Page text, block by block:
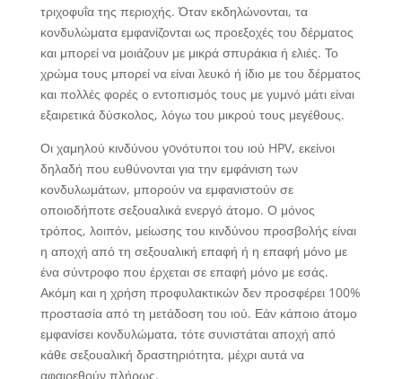
τριχοφυΐα της περιοχής. Όταν εκδηλώνονται, τα
κονδυλώματα εμφανίζονται ως προεξοχές του δέρματος
και μπορεί να μοιάζουν με μικρά σπυράκια ή ελιές. Το
χρώμα τους μπορεί να είναι λευκό ή ίδιο με του δέρματος
και πολλές φορές ο εντοπισμός τους με γυμνό μάτι είναι
εξαιρετικά δύσκολος, λόγω του μικρού τους μεγέθους.
Οι χαμηλού κινδύνου γoνότυποι του ιού HPV, εκείνοι
δηλαδή που ευθύνονται για την εμφάνιση των
κονδυλωμάτων, μπορούν να εμφανιστούν σε
οποιοδήποτε σεξουαλικά ενεργό άτομο. Ο μόνος
τρόπος, λοιπόν, μείωσης του κινδύνου προσβολής είναι
η αποχή από τη σεξουαλική επαφή ή η επαφή μόνο με
ένα σύντροφο που έρχεται σε επαφή μόνο με εσάς.
Ακόμη και η χρήση προφυλακτικών δεν προσφέρει 100%
προστασία από τη μετάδοση του ιού. Εάν κάποιο άτομο
εμφανίσει κονδυλώματα, τότε συνιστάται αποχή από
κάθε σεξουαλική δραστηριότητα, μέχρι αυτά να
αφαιρεθούν πλήρως.